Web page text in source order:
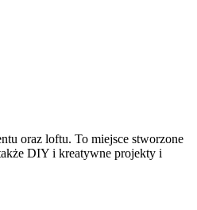
oraz loftu. To miejsce stworzone
DIY i kreatywne projekty i